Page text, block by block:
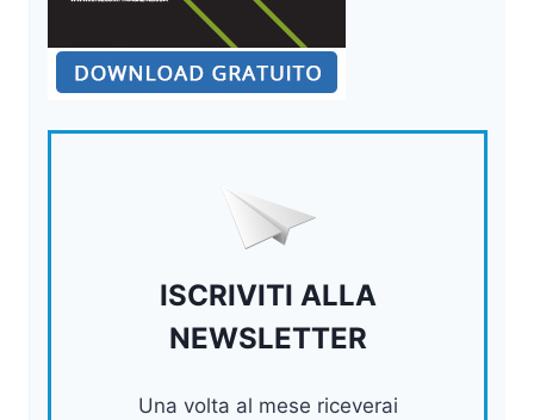
ISCRIVITI ALLA
NEWSLETTER
Una volta al mese riceverai